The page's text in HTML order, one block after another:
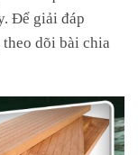
Để giải đáp
theo dõi bài chia